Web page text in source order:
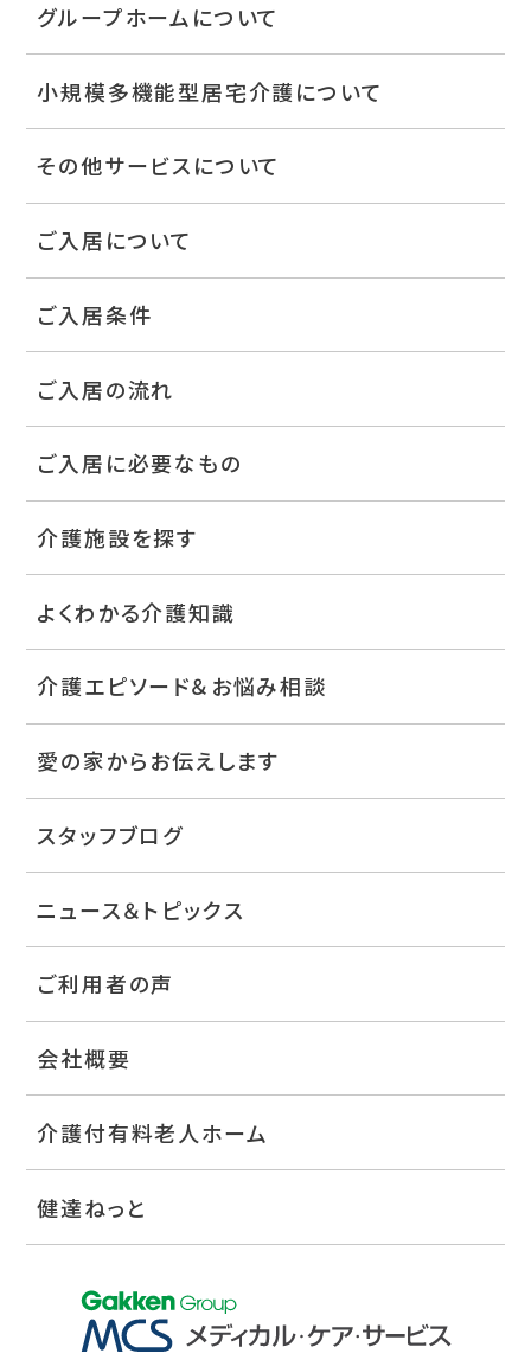
グループホームについて
小規模多機能型居宅介護について
その他サービスについて
ご入居について
ご入居条件
ご入居の流れ
ご入居に必要なもの
介護施設を探す
よくわかる介護知識
介護エピソード＆お悩み相談
愛の家からお伝えします
スタッフブログ
ニュース＆トピックス
ご利用者の声
会社概要
介護付有料老人ホーム
健達ねっと